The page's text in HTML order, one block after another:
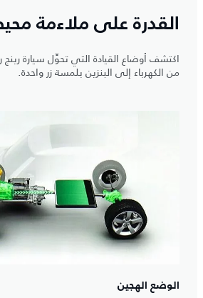
القدرة على ملاءمة
اكتشف أوضاع القيادة التي تحوِّل سيارة رينج
من الكهرباء إلى البنزين بلمسة زر واحدة.
الوضع الهجين